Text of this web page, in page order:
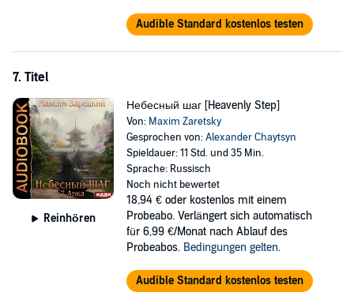
Audible Standard kostenlos testen
7. Titel
Reinhören
Небесный шаг [Heavenly Step]
Von: Maxim Zaretsky
Gesprochen von:Alexander Chaytsyn
Spieldauer: 11 Std. und 35 Min.
Sprache: Russisch
Noch nicht bewertet
18,94 € oder kostenlos mit einem
Probeabo. Verlängert sich automatisch
für 6,99 €/Monat nach Ablauf des
Probeabos. Bedingungen gelten.
Audible Standard kostenlos testen